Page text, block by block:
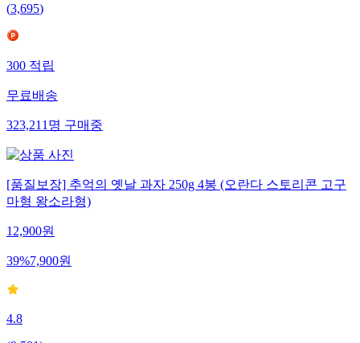
(3,695)
300적립
무료배송
323,211명구매중
[품질보장] 추억의 옛날 과자 250g 4봉 (오란다 스토리콘 고구
마형 왕소라형)
12,900원
39%7,900원
4.8